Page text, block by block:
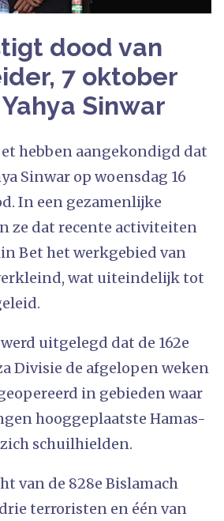
dood van
7 oktober
Sinwar
hebben aangekondigd dat
Sinwar op woensdag 16
In een gezamenlijke
ze dat recente activiteiten
Bet het werkgebied van
wat uiteindelijk tot
uitgelegd dat de 162e
Divisie de afgelopen weken
in gebieden waar
hooggeplaatste Hamas-
schuilhielden.
van de 828e Bislamach
terroristen en één van